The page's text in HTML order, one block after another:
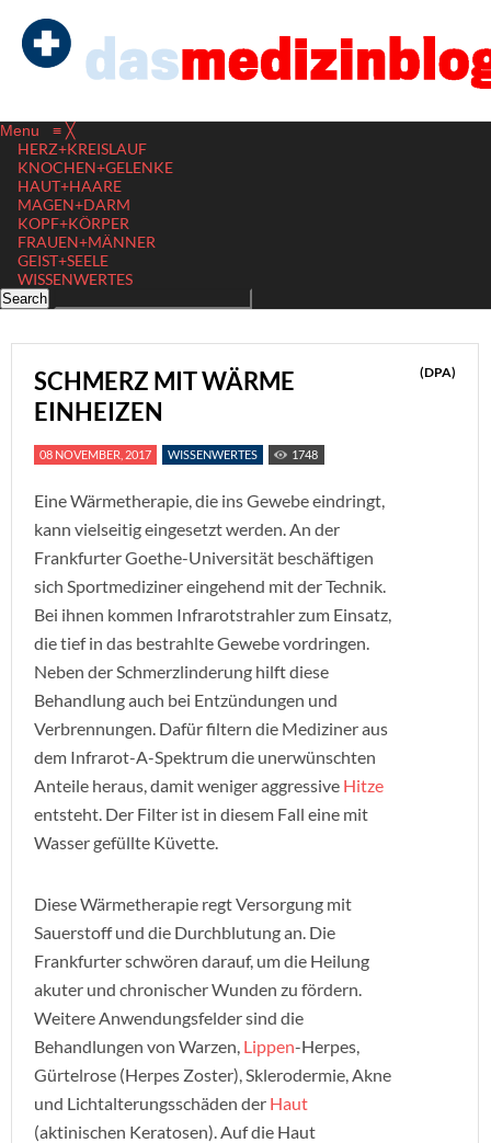
Menu ≡ ╳
HERZ+KREISLAUF
KNOCHEN+GELENKE
HAUT+HAARE
MAGEN+DARM
KOPF+KÖRPER
FRAUEN+MÄNNER
GEIST+SEELE
WISSENWERTES
SCHMERZ MIT WÄRME
EINHEIZEN
(DPA)
08 NOVEMBER, 2017 WISSENWERTES 1748
Eine Wärmetherapie, die ins Gewebe eindringt,
kann vielseitig eingesetzt werden. An der
Frankfurter Goethe-Universität beschäftigen
sich Sportmediziner eingehend mit der Technik.
Bei ihnen kommen Infrarotstrahler zum Einsatz,
die tief in das bestrahlte Gewebe vordringen.
Neben der Schmerzlinderung hilft diese
Behandlung auch bei Entzündungen und
Verbrennungen. Dafür filtern die Mediziner aus
dem Infrarot-A-Spektrum die unerwünschten
Anteile heraus, damit weniger aggressive Hitze
entsteht. Der Filter ist in diesem Fall eine mit
Wasser gefüllte Küvette.
Diese Wärmetherapie regt Versorgung mit
Sauerstoff und die Durchblutung an. Die
Frankfurter schwören darauf, um die Heilung
akuter und chronischer Wunden zu fördern.
Weitere Anwendungsfelder sind die
Behandlungen von Warzen, Lippen-Herpes,
Gürtelrose (Herpes Zoster), Sklerodermie, Akne
und Lichtalterungsschäden der Haut
(aktinischen Keratosen). Auf die Haut